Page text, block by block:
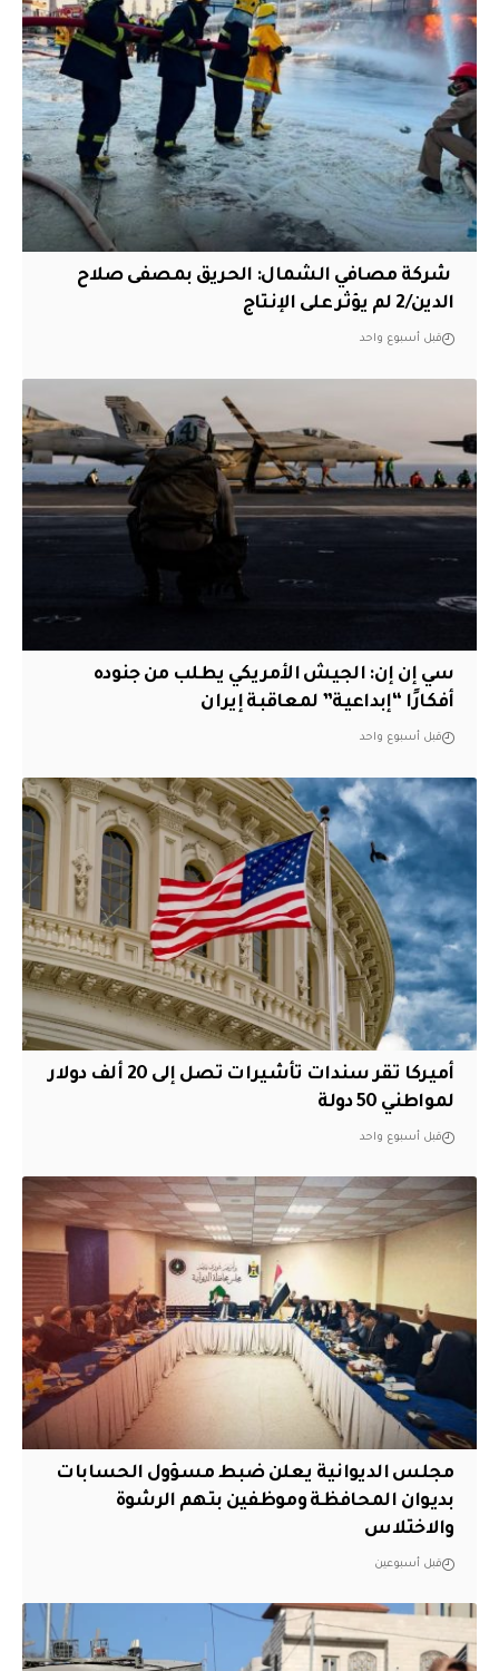
‏ شركة مصافي الشمال: الحريق بمصفى صلاح
الدين/2 لم يؤثر على الإنتاج
قبل أسبوع واحد
سي إن إن: الجيش الأمريكي يطلب من جنوده
أفكارًا “إبداعية” لمعاقبة إيران
قبل أسبوع واحد
أميركا تقر سندات تأشيرات تصل إلى 20 ألف دولار
لمواطني 50 دولة
قبل أسبوع واحد
مجلس الديوانية يعلن ضبط مسؤول الحسابات
بديوان المحافظة وموظفين بتهم الرشوة
والاختلاس
قبل أسبوعين